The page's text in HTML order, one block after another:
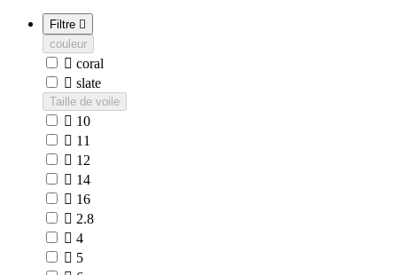
Filtre 
couleur
 coral
 slate
Taille de voile
 10
 11
 12
 14
 16
 2.8
 4
 5